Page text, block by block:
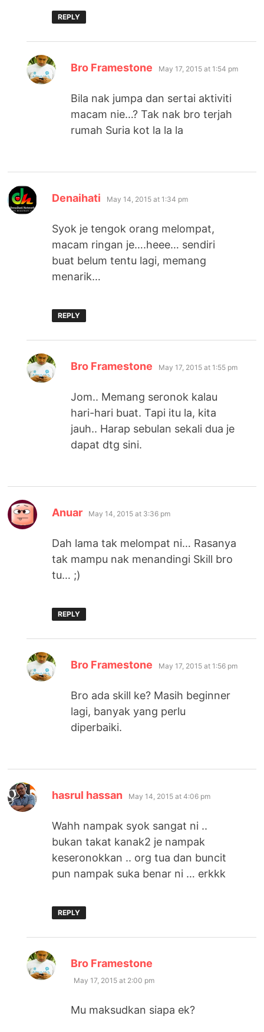
REPLY
Bro Framestone says:
May 17, 2015 at 1:54 pm
Bila nak jumpa dan sertai aktiviti
macam nie…? Tak nak bro terjah
rumah Suria kot la la la
Denaihati says:
May 14, 2015 at 1:34 pm
Syok je tengok orang melompat,
macam ringan je….heee… sendiri
buat belum tentu lagi, memang
menarik…
REPLY
Bro Framestone says:
May 17, 2015 at 1:55 pm
Jom.. Memang seronok kalau
hari-hari buat. Tapi itu la, kita
jauh.. Harap sebulan sekali dua je
dapat dtg sini.
Anuar says:
May 14, 2015 at 3:36 pm
Dah lama tak melompat ni… Rasanya
tak mampu nak menandingi Skill bro
tu… ;)
REPLY
Bro Framestone says:
May 17, 2015 at 1:56 pm
Bro ada skill ke? Masih beginner
lagi, banyak yang perlu
diperbaiki.
hasrul hassan says:
May 14, 2015 at 4:06 pm
Wahh nampak syok sangat ni ..
bukan takat kanak2 je nampak
keseronokkan .. org tua dan buncit
pun nampak suka benar ni … erkkk
REPLY
Bro Framestone
May 17, 2015 at 2:00 pm
Mu maksudkan siapa ek?